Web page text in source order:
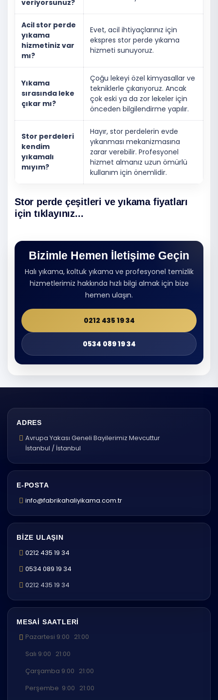
veriyorsunuz?
Acil stor perde
yıkama
hizmetiniz var
mı?
Evet, acil ihtiyaçlarınız için
ekspres stor perde yıkama
hizmeti sunuyoruz.
Yıkama
sırasında leke
çıkar mı?
Çoğu lekeyi özel kimyasallar ve
tekniklerle çıkarıyoruz. Ancak
çok eski ya da zor lekeler için
önceden bilgilendirme yapılır.
Stor perdeleri
kendim
yıkamalı
mıyım?
Hayır, stor perdelerin evde
yıkanması mekanizmasına
zarar verebilir. Profesyonel
hizmet almanız uzun ömürlü
kullanım için önemlidir.
Stor perde çeşitleri ve yıkama fiyatları
için tıklayınız...
Bizimle Hemen İletişime Geçin
Halı yıkama, koltuk yıkama ve profesyonel temizlik
hizmetlerimiz hakkında hızlı bilgi almak için bize
hemen ulaşın.
0212 435 19 34
0534 089 19 34
ADRES
Avrupa Yakası Geneli Bayilerimiz Mevcuttur
İstanbul / İstanbul
E-POSTA
info@fabrikahaliyikama.com.tr
BIZE ULAŞIN
0212 435 19 34
0534 089 19 34
0212 435 19 34
MESAI SAATLERI
Pazartesi 9:00 21:00
Salı 9:00 21:00
Çarşamba 9:00 21:00
Perşembe 9:00 21:00